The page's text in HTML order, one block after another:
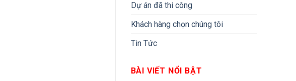
Dự án đã thi công
Khách hàng chọn chúng tôi
Tin Tức
BÀI VIẾT NỔI BẬT